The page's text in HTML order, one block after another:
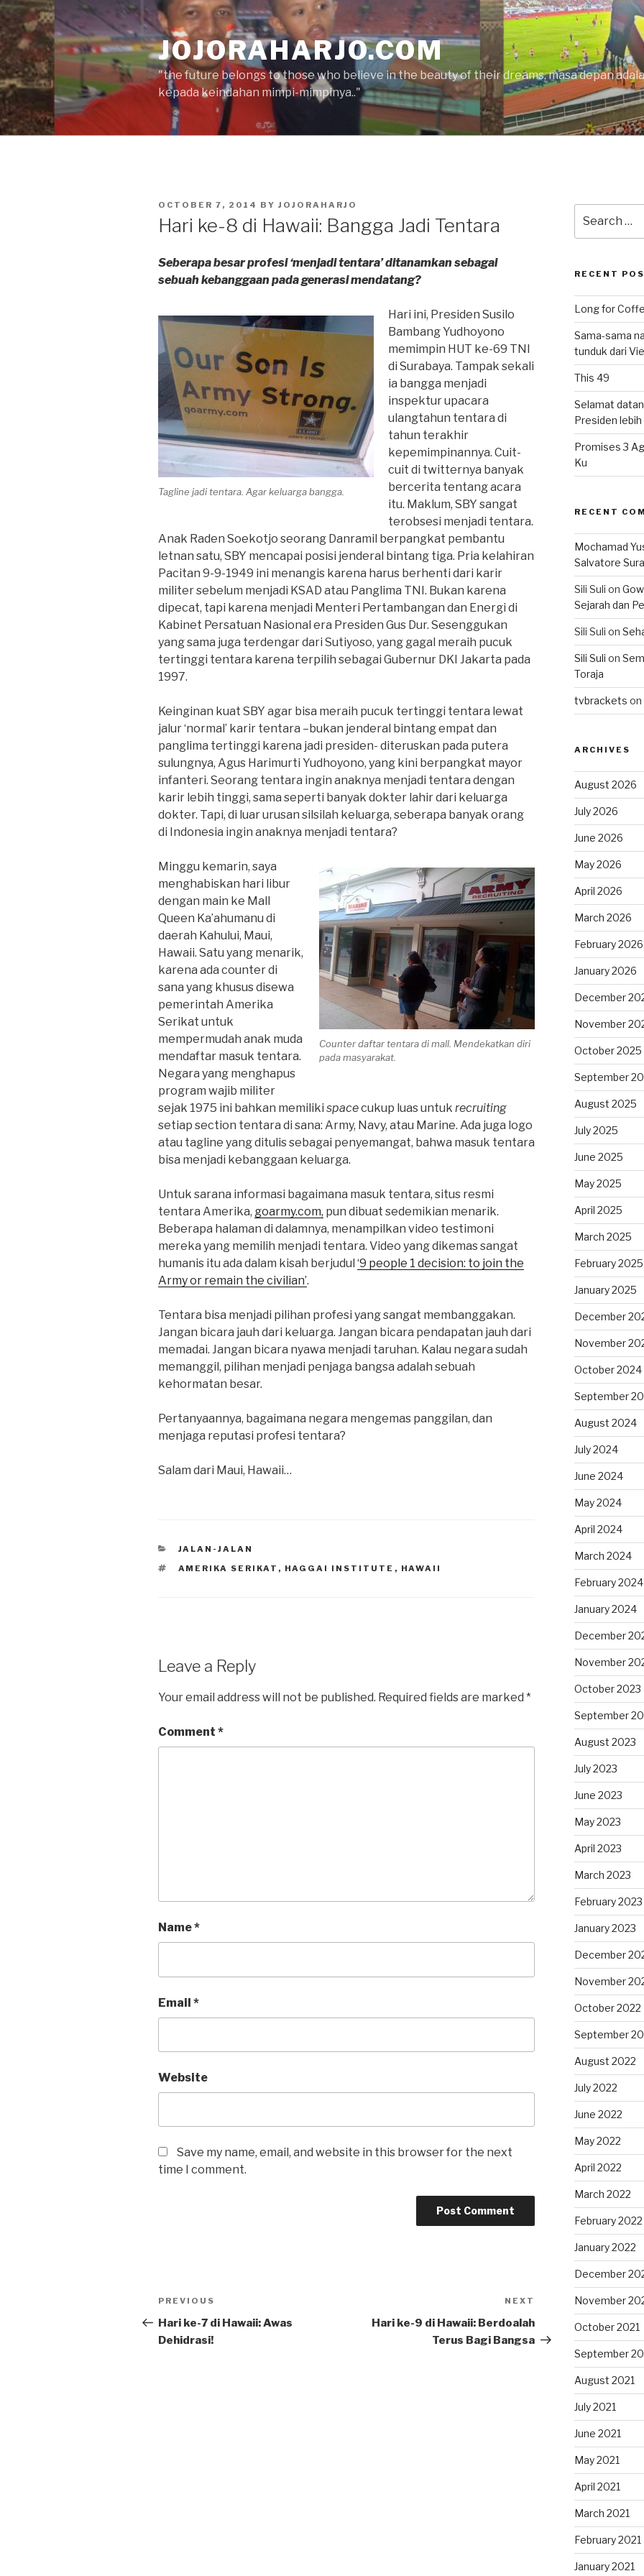
Skip
to
content
JOJORAHARJO.COM
"the future belongs to those who believe in the beauty of their dreams, masa depan
kepada keindahan mimpi-mimpinya.."
POSTED
OCTOBER 7, 2014 BY JOJORAHARJO
Hari ke-8 di Hawaii: Bangga Jadi Tentara
Seberapa besar profesi ‘menjadi tentara’ ditanamkan sebagai
sebuah kebanggaan pada generasi mendatang?
Tagline jadi tentara. Agar keluarga bangga.
Hari ini, Presiden Susilo
Bambang Yudhoyono
memimpin HUT ke-69 TNI
di Surabaya. Tampak sekali
ia bangga menjadi
inspektur upacara
ulangtahun tentara di
tahun terakhir
kepemimpinannya. Cuit-
cuit di twitternya banyak
bercerita tentang acara
itu. Maklum, SBY sangat
terobsesi menjadi tentara.
Anak Raden Soekotjo seorang Danramil berpangkat pembantu
letnan satu, SBY mencapai posisi jenderal bintang tiga. Pria kelahiran
Pacitan 9-9-1949 ini menangis karena harus berhenti dari karir
militer sebelum menjadi KSAD atau Panglima TNI. Bukan karena
dipecat, tapi karena menjadi Menteri Pertambangan dan Energi di
Kabinet Persatuan Nasional era Presiden Gus Dur. Sesenggukan
yang sama juga terdengar dari Sutiyoso, yang gagal meraih pucuk
tertinggi tentara karena terpilih sebagai Gubernur DKI Jakarta pada
1997.
Keinginan kuat SBY agar bisa meraih pucuk tertinggi tentara lewat
jalur ‘normal’ karir tentara –bukan jenderal bintang empat dan
panglima tertinggi karena jadi presiden- diteruskan pada putera
sulungnya, Agus Harimurti Yudhoyono, yang kini berpangkat mayor
infanteri. Seorang tentara ingin anaknya menjadi tentara dengan
karir lebih tinggi, sama seperti banyak dokter lahir dari keluarga
dokter. Tapi, di luar urusan silsilah keluarga, seberapa banyak orang
di Indonesia ingin anaknya menjadi tentara?
Counter daftar tentara di mall. Mendekatkan diri
pada masyarakat.
Minggu kemarin, saya
menghabiskan hari libur
dengan main ke Mall
Queen Ka’ahumanu di
daerah Kahului, Maui,
Hawaii. Satu yang menarik,
karena ada counter di
sana yang khusus disewa
pemerintah Amerika
Serikat untuk
mempermudah anak muda
mendaftar masuk tentara.
Negara yang menghapus
program wajib militer
sejak 1975 ini bahkan memiliki spacecukup luas untuk recruiting
setiap section tentara di sana: Army, Navy, atau Marine. Ada juga logo
atau tagline yang ditulis sebagai penyemangat, bahwa masuk tentara
bisa menjadi kebanggaan keluarga.
Untuk sarana informasi bagaimana masuk tentara, situs resmi
tentara Amerika, goarmy.com, pun dibuat sedemikian menarik.
Beberapa halaman di dalamnya, menampilkan video testimoni
mereka yang memilih menjadi tentara. Video yang dikemas sangat
humanis itu ada dalam kisah berjudul ‘9 people 1 decision: to join the
Army or remain the civilian’.
Tentara bisa menjadi pilihan profesi yang sangat membanggakan.
Jangan bicara jauh dari keluarga. Jangan bicara pendapatan jauh dari
memadai. Jangan bicara nyawa menjadi taruhan. Kalau negara sudah
memanggil, pilihan menjadi penjaga bangsa adalah sebuah
kehormatan besar.
Pertanyaannya, bagaimana negara mengemas panggilan, dan
menjaga reputasi profesi tentara?
Salam dari Maui, Hawaii…
CATEGORIES
JALAN-JALAN
TAGS
AMERIKA SERIKAT , HAGGAI INSTITUTE , HAWAII
Leave a Reply
Your email address will not be published. Required fields are marked *
Comment *
Name*
Email *
Website
Save my name, email, and website in this browser for the next
time I comment.
Post
navigation
Previous
Post
PREVIOUS
Hari ke-7 di Hawaii: Awas
Dehidrasi!
Post
NEXT
Hari ke-9 di Hawaii: Berdoalah
Terus Bagi Bangsa
for:
RECENT
Long for
Sama-sama
tunduk dari
This 49
Selamat
Presiden lebih
Promises 3
Ku
RECENT
Mochamad
Salvatore
Sili Suli on
Sejarah dan
Sili Suli on
Sili Suli on
Toraja
tvbrackets on
ARCHIVES
August 2026
July 2026
June 2026
May 2026
April 2026
March 2026
February 2026
January 2026
December
November
October 2025
September
August 2025
July 2025
June 2025
May 2025
April 2025
March 2025
February 2025
January 2025
December
November
October 2024
September
August 2024
July 2024
June 2024
May 2024
April 2024
March 2024
February 2024
January 2024
December
November
October 2023
September
August 2023
July 2023
June 2023
May 2023
April 2023
March 2023
February 2023
January 2023
December
November
October 2022
September
August 2022
July 2022
June 2022
May 2022
April 2022
March 2022
February 2022
January 2022
December
November
October 2021
September
August 2021
July 2021
June 2021
May 2021
April 2021
March 2021
February 2021
January 2021